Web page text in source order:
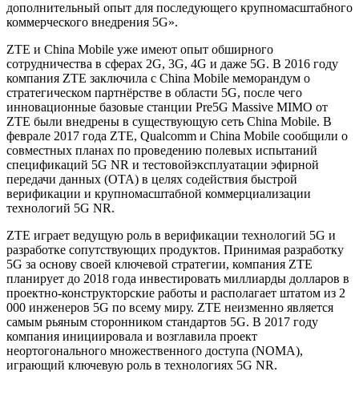
дополнительный опыт для последующего крупномасштабного
коммерческого внедрения 5G».
ZTE и China Mobile уже имеют опыт обширного
сотрудничества в сферах 2G, 3G, 4G и даже 5G. В 2016 году
компания ZTE заключила с China Mobile меморандум о
стратегическом партнёрстве в области 5G, после чего
инновационные базовые станции Pre5G Massive MIMO от
ZTE были внедрены в существующую сеть China Mobile. В
феврале 2017 года ZTE, Qualcomm и China Mobile сообщили о
совместных планах по проведению полевых испытаний
спецификаций 5G NR и тестовойэксплуатации эфирной
передачи данных (OTA) в целях содействия быстрой
верификации и крупномасштабной коммерциализации
технологий 5G NR.
ZTE играет ведущую роль в верификации технологий 5G и
разработке сопутствующих продуктов. Принимая разработку
5G за основу своей ключевой стратегии, компания ZTE
планирует до 2018 года инвестировать миллиарды долларов в
проектно-конструкторские работы и располагает штатом из 2
000 инженеров 5G по всему миру. ZTE неизменно является
самым рьяным сторонником стандартов 5G. В 2017 году
компания инициировала и возглавила проект
неортогонального множественного доступа (NOMA),
играющий ключевую роль в технологиях 5G NR.